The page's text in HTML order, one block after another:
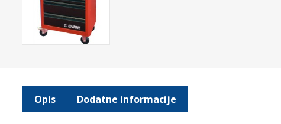
Opis Dodatne informacije